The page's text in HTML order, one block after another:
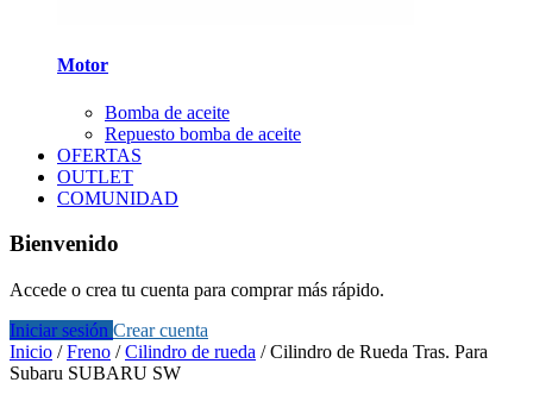
Motor
Bomba de aceite
Repuesto bomba de aceite
OFERTAS
OUTLET
COMUNIDAD
Bienvenido
Accede o crea tu cuenta para comprar más rápido.
Iniciar sesión Crear cuenta
Inicio /Freno /Cilindro de rueda /Cilindro de Rueda Tras. Para
Subaru SUBARU SW